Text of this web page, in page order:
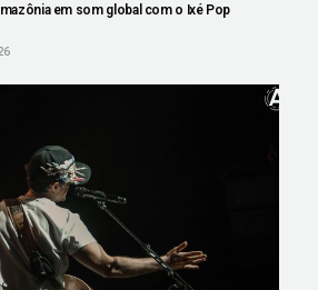
em som global com o Ixé Pop